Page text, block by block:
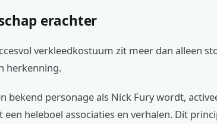
erachter
verkleedkostuum zit meer dan alleen
herkenning.
bekend personage als Nick Fury wordt,
een heleboel associaties en verhalen. Dit